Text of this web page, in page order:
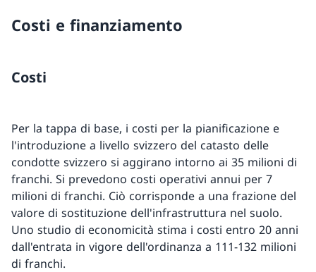
Costi e finanziamento
Costi
Per la tappa di base, i costi per la pianificazione e
l'introduzione a livello svizzero del catasto delle
condotte svizzero si aggirano intorno ai 35 milioni di
franchi. Si prevedono costi operativi annui per 7
milioni di franchi. Ciò corrisponde a una frazione del
valore di sostituzione dell'infrastruttura nel suolo.
Uno studio di economicità stima i costi entro 20 anni
dall'entrata in vigore dell'ordinanza a 111-132 milioni
di franchi.